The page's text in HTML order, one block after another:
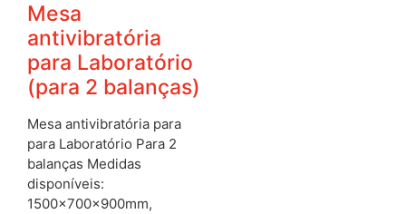
Mesa
antivibratória
para Laboratório
(para 2 balanças)
Mesa antivibratória para
para Laboratório Para 2
balanças Medidas
disponíveis:
1500x700x900mm,